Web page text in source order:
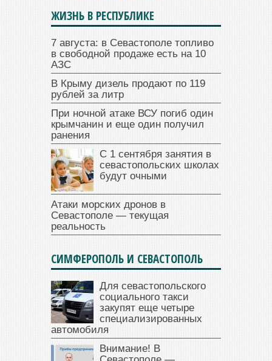
ЖИЗНЬ В РЕСПУБЛИКЕ
7 августа: в Севастополе топливо
в свободной продаже есть на 10
АЗС
В Крыму дизель продают по 119
рублей за литр
При ночной атаке ВСУ погиб один
крымчанин и еще один получил
ранения
С 1 сентября занятия в
севастопольских школах
будут очными
Атаки морских дронов в
Севастополе — текущая
реальность
СИМФЕРОПОЛЬ И СЕВАСТОПОЛЬ
Для севастопольского
социального такси
закупят еще четыре
специализированных
автомобиля
Внимание! В